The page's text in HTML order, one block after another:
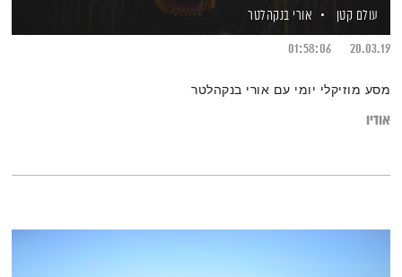
עולם קטן
אורי בנקהלטר
20.03.19
01:58:06
מסע מוזיקלי יומי עם אורי בנקהלטר
אודיו